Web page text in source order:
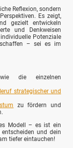
Reflexion, sondern
Es zeigt,
gezielt entwickeln
und Denkweisen
Potenziale
– sei es im
die einzelnen
strategischer und
zu fördern und
Modell – es ist ein
und dein
tiefer eintauchen!